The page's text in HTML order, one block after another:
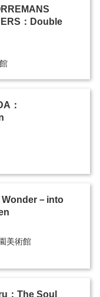
：Double
：
－into
美術館
：The Soul